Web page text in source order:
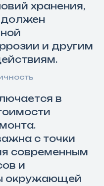
хранения,
и другим
в
с точки
современным
и
окружающей